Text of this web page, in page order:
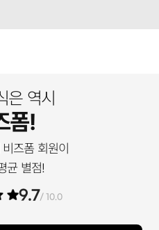
은 역시
폼!
비즈폼 회원이
균 별점!
9.7/ 10.0